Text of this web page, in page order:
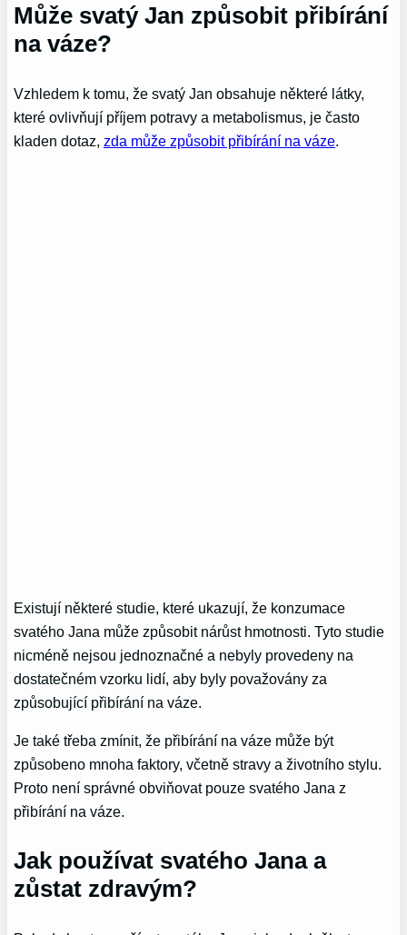
Může svatý Jan způsobit přibírání
na váze?
Vzhledem k tomu, že svatý Jan obsahuje některé látky,
které ovlivňují příjem potravy a metabolismus, je často
kladen dotaz, zda může způsobit přibírání na váze
Existují některé studie, které ukazují, že konzumace
svatého Jana může způsobit nárůst hmotnosti. Tyto studie
nicméně nejsou jednoznačné a nebyly provedeny na
dostatečném vzorku lidí, aby byly považovány za
způsobující přibírání na váze.
Je také třeba zmínit, že přibírání na váze může být
způsobeno mnoha faktory, včetně stravy a životního stylu.
Proto není správné obviňovat pouze svatého Jana z
přibírání na váze.
Jak používat svatého Jana a
zůstat zdravým?